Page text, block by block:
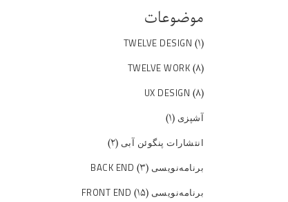
موضوعات
TWELVE DESIGN (۱)
TWELVE WORK (۸)
UX DESIGN (۸)
آشپزی (۱)
انتشارات پنگوئن آبی (۲)
برنامه‌نویسی BACK END (۳)
برنامه‌نویسی FRONT END (۱۵)